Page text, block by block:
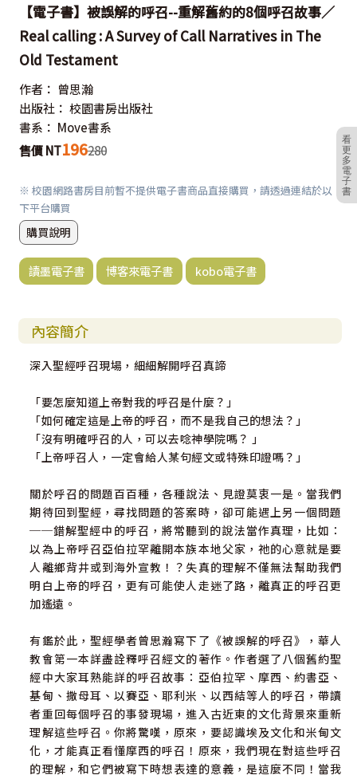
看
更
多
電
子
書
【電子書】被誤解的呼召--重解舊約的8個呼召故事／
Real calling : A Survey of Call Narratives in The
Old Testament
作者： 曾思瀚
出版社： 校園書房出版社
書系： Move書系
售價 NT196280
※ 校園網路書房目前暫不提供電子書商品直接購買，請透過連結於以
下平台購買
購買說明
讀墨電子書 博客來電子書 kobo電子書
內容簡介
深入聖經呼召現場，細細解開呼召真諦
「要怎麼知道上帝對我的呼召是什麼？」
「如何確定這是上帝的呼召，而不是我自己的想法？」
「沒有明確呼召的人，可以去唸神學院嗎？ 」
「上帝呼召人，一定會給人某句經文或特殊印證嗎？」
關於呼召的問題百百種，各種說法、見證莫衷一是。當我們
期待回到聖經，尋找問題的答案時，卻可能遇上另一個問題
──錯解聖經中的呼召，將常聽到的說法當作真理，比如：
以為上帝呼召亞伯拉罕離開本族本地父家，祂的心意就是要
人離鄉背井或到海外宣教！？失真的理解不僅無法幫助我們
明白上帝的呼召，更有可能使人走迷了路，離真正的呼召更
加遙遠。
有鑑於此，聖經學者曾思瀚寫下了《被誤解的呼召》，華人
教會第一本詳盡詮釋呼召經文的著作。作者選了八個舊約聖
經中大家耳熟能詳的呼召故事：亞伯拉罕、摩西、約書亞、
基甸、撒母耳、以賽亞、耶利米、以西結等人的呼召，帶讀
者重回每個呼召的事發現場，進入古近東的文化背景來重新
理解這些呼召。你將驚嘆，原來，要認識埃及文化和米甸文
化，才能真正看懂摩西的呼召！原來，我們現在對這些呼召
的理解，和它們被寫下時想表達的意義，是這麼不同！當我